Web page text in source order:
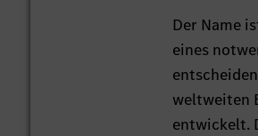
Der Name
eines
weltweiten
entwickelt.